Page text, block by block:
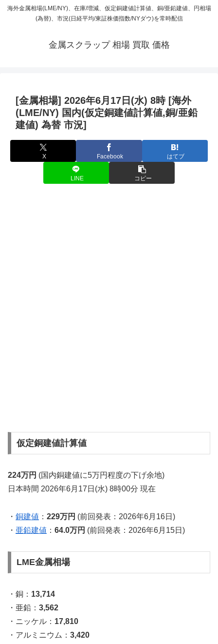
海外金属相場(LME/NY)、在庫/増減、仮定銅建値計算値、銅/亜鉛建値、円相場
(為替)、市況(日経平均/東証株価指数/NYダウ)を常時配信
金属スクラップ 相場 買取 価格
[金属相場] 2026年6月17日(水) 8時 [海外
(LME/NY) 国内(仮定銅建値計算値,銅/亜鉛
建値) 為替 市況]
X Facebook はてブ
LINE コピー
仮定銅建値計算値
224万円 (国内銅建値に5万円程度の下げ余地)
日本時間 2026年6月17日(水) 8時00分 現在
・ 銅建値 ： 229万円 (前回発表：2026年6月16日)
・ 亜鉛建値 ： 64.0万円 (前回発表：2026年6月15日)
LME金属相場
・銅： 13,714
・亜鉛： 3,562
・ニッケル： 17,810
・アルミニウム： 3,420